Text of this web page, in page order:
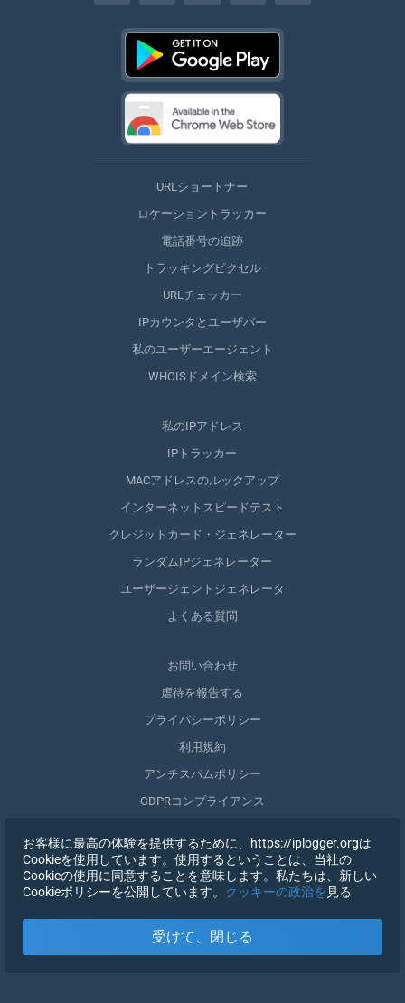
URLショートナー
ロケーショントラッカー
電話番号の追跡
トラッキングピクセル
URLチェッカー
IPカウンタとユーザバー
私のユーザーエージェント
WHOISドメイン検索
私のIPアドレス
IPトラッカー
MACアドレスのルックアップ
インターネットスピードテスト
クレジットカード・ジェネレーター
ランダムIPジェネレーター
ユーザージェントジェネレータ
よくある質問
お問い合わせ
虐待を報告する
プライバシーポリシー
利用規約
アンチスパムポリシー
GDPRコンプライアンス
同意を取りやめる
サインイン
お客様に最高の体験を提供するために、https://iplogger.orgは
Cookieを使用しています。使用するということは、当社の
Cookieの使用に同意することを意味します。私たちは、新しい
Cookieポリシーを公開しています。 クッキーの政治を 見る
受けて、閉じる